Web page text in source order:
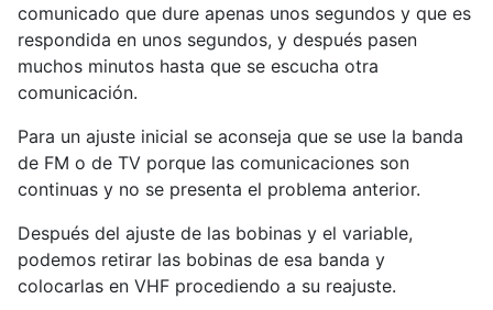
comunicado que dure apenas unos segundos y que es
respondida en unos segundos, y después pasen
muchos minutos hasta que se escucha otra
comunicación.
Para un ajuste inicial se aconseja que se use la banda
de FM o de TV porque las comunicaciones son
continuas y no se presenta el problema anterior.
Después del ajuste de las bobinas y el variable,
podemos retirar las bobinas de esa banda y
colocarlas en VHF procediendo a su reajuste.